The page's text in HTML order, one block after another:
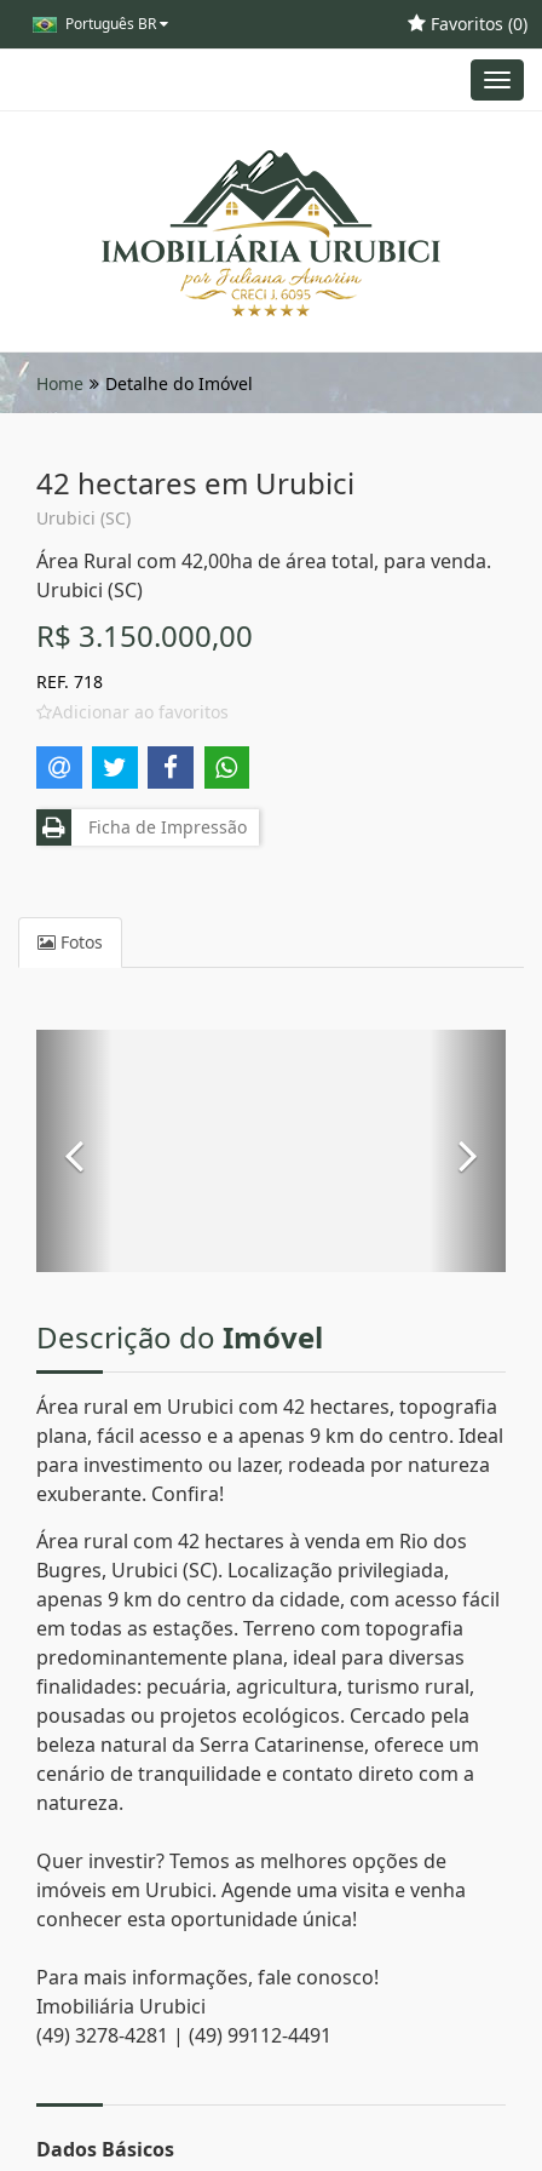
Português BR Favoritos (0)
Home Detalhe do Imóvel
42 hectares em Urubici
Urubici (SC)
Área Rural com 42,00ha de área total, para venda.
Urubici (SC)
R$ 3.150.000,00
REF. 718
Adicionar ao favoritos
Ficha de Impressão
Fotos
Descrição do Imóvel
Área rural em Urubici com 42 hectares, topografia
plana, fácil acesso e a apenas 9 km do centro. Ideal
para investimento ou lazer, rodeada por natureza
exuberante. Confira!
Área rural com 42 hectares à venda em Rio dos
Bugres, Urubici (SC). Localização privilegiada,
apenas 9 km do centro da cidade, com acesso fácil
em todas as estações. Terreno com topografia
predominantemente plana, ideal para diversas
finalidades: pecuária, agricultura, turismo rural,
pousadas ou projetos ecológicos. Cercado pela
beleza natural da Serra Catarinense, oferece um
cenário de tranquilidade e contato direto com a
natureza.
Quer investir? Temos as melhores opções de
imóveis em Urubici. Agende uma visita e venha
conhecer esta oportunidade única!
Para mais informações, fale conosco!
Imobiliária Urubici
(49) 3278-4281 | (49) 99112-4491
Dados Básicos